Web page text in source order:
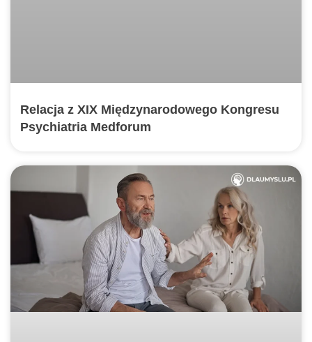
Relacja z XIX Międzynarodowego Kongresu
Psychiatria Medforum